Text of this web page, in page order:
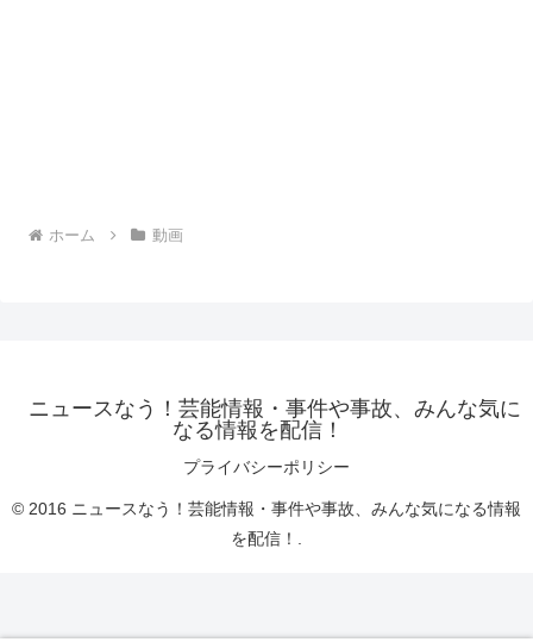
ホーム 動画
ニュースなう！芸能情報・事件や事故、みんな気に
なる情報を配信！
プライバシーポリシー
© 2016 ニュースなう！芸能情報・事件や事故、みんな気になる情報
を配信！.